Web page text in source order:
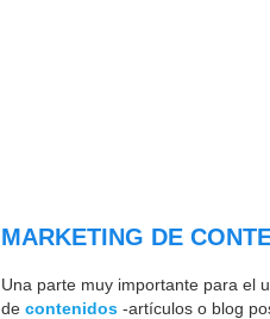
MARKETING DE
Una parte muy importante para el
de contenidos -artículos o blog